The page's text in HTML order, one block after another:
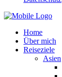
Home
Über mich
Reiseziele
Asien